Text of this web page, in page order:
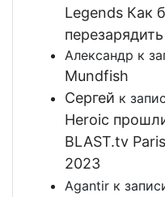
Legends Как
Александр к
Mundfish
Сергей к
Heroic
BLAST.tv
2023
Agantir к